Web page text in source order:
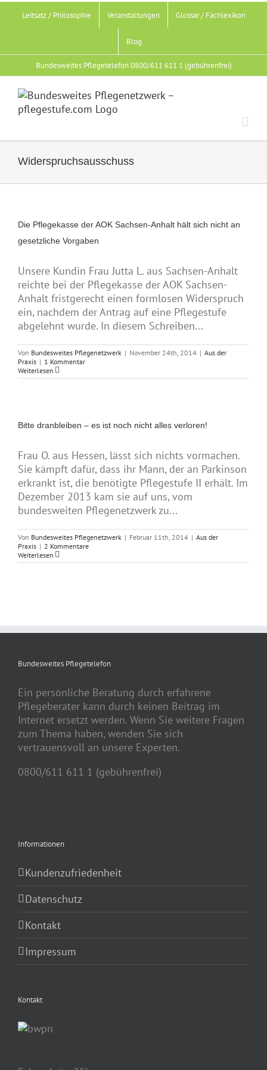
Zum
InhaltLeitsatz / Philosophie Veranstaltungen Glossar / Fachlexikon
Blog
Bundesweites Pflegetelefon 0800/611 611 1 (gebührenfrei)
Widerspruchsausschuss
Die Pflegekasse der AOK Sachsen-Anhalt hält sich nicht an
gesetzliche Vorgaben
Unsere Kundin Frau Jutta L. aus Sachsen-Anhalt
reichte bei der Pflegekasse der AOK Sachsen-
Anhalt fristgerecht einen formlosen Widerspruch
ein, nachdem der Antrag auf eine Pflegestufe
abgelehnt wurde. In diesem Schreiben...
Von Bundesweites Pflegenetzwerk | November 24th, 2014 | Aus der
Praxis | 1 Kommentar
Weiterlesen
Bitte dranbleiben – es ist noch nicht alles verloren!
Frau O. aus Hessen, lässt sich nichts vormachen.
Sie kämpft dafür, dass ihr Mann, der an Parkinson
erkrankt ist, die benötigte Pflegestufe II erhält. Im
Dezember 2013 kam sie auf uns, vom
bundesweiten Pflegenetzwerk zu...
Von Bundesweites Pflegenetzwerk | Februar 11th, 2014 | Aus der
Praxis | 2 Kommentare
Weiterlesen
Bundesweites Pflegetelefon
Ein persönliche Beratung durch erfahrene
Pflegeberater kann durch keinen Beitrag im
Internet ersetzt werden. Wenn Sie weitere Fragen
zum Thema haben, wenden Sie sich
vertrauensvoll an unsere Experten.
0800/611 611 1 (gebührenfrei)
Informationen
Kundenzufriedenheit
Datenschutz
Kontakt
Impressum
Kontakt